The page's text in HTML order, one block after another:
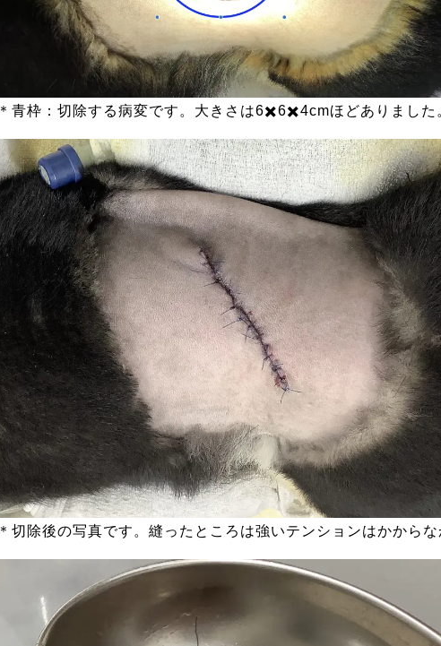
＊青枠：切除する病変です。大きさは6✖️6✖️4cmほどありました
＊切除後の写真です。縫ったところは強いテンションはかから